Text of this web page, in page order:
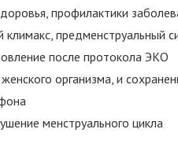
профилактики
предменструальный
после протокола ЭКО
организма, и
менструального цикла